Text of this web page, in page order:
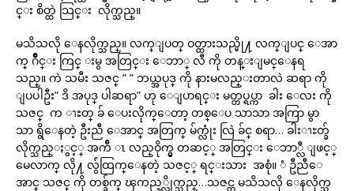
င္း စိတ္ထဲ သြင္း လိုက္သည္။
မသိသလို ေနလိုက္သည္။ လက္ျပတ္ ဝတ္ထားသည္မို႔ လက္ျပင္ ေအာ
က္ ဂ်ိဳင္း ကြင္ းမွ အတြင္း ေဘာ္ လီ ကို တန္းျမင္ေနရ
သည္။ ကဲ သမီး သဇင္ ” ” ဘယ္အပုဒ္ ကို နားမလည္းတာလဲ ဆရာ ကို
ျပပါဦး” ဒိ အပုဒ္ ပါဆရာ” ဟု ေျပာရင္း မတ္တပ္ရပ္ကာ ခါး ေလး ကို
သဇင္ က ၫႊတ္ ခ် ေပးလိုက္ေတာ့ တစ္ေပ သာသာ အကြာ မွာ
သာ ရွိေနတဲ့ ဦးညီ ေအာင္ အတြက္ မ်က္လုံး လြဲ ခ်င္ စရာ… ခါးၫႊတ္ခ်
လိုက္သည္ႏွင့္ အက်ီ ၤ လည္ဝိုက္မွ တဆင့္ အတြင္း ေဘာ္လီ ျဖင့္
မေလာက္ လို႔ လွ်ံထြက္ေနတဲ့ သဇင့္ ရင္းသား အစုံ။ ံ ဦညီေ
အာင္ သဇင္ ကို တစ္ခ်က္ ၾကည့္လိုက္သည္…သဇင္က မသိသလို ေနလိုက္သ